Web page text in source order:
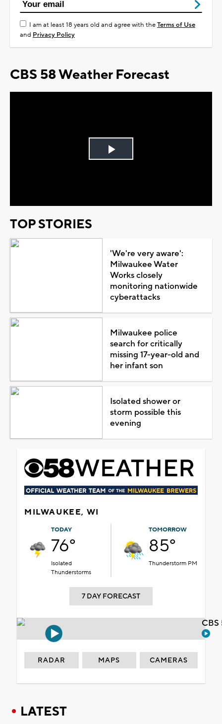
I am at least 18 years old and agree with theTerms of Use
and Privacy Policy
CBS 58 Weather Forecast
Play
TOP STORIES
'We're very aware':
Milwaukee Water
Works closely
monitoring nationwide
cyberattacks
Milwaukee police
search for critically
missing 17-year-old and
her infant son
Isolated shower or
storm possible this
evening
MILWAUKEE, WI
TODAY
76°
Isolated
Thunderstorms
TOMORROW
85°
Thunderstorm PM
7 DAY FORECAST
RADAR MAPS CAMERAS
LATEST